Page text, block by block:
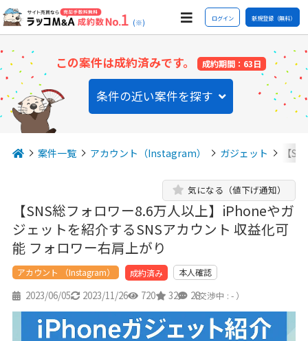
(※) ログイン 新規登録（無料）
この案件は成約済みです。 成約期間：63日
条件の近い案件を探す
案件一覧 アカウント（Instagram） ガジェット 【
【SNS総フォロワー8.6万人以上】iPhoneやガ
ジェットを紹介するSNSアカウント 収益化可
能 フォロワー右肩上がり
気になる（値下げ通知）
アカウント （Instagram） 成約済み 本人確認
2023/06/05 2023/11/26 720 32 28
（交渉中 : - ）